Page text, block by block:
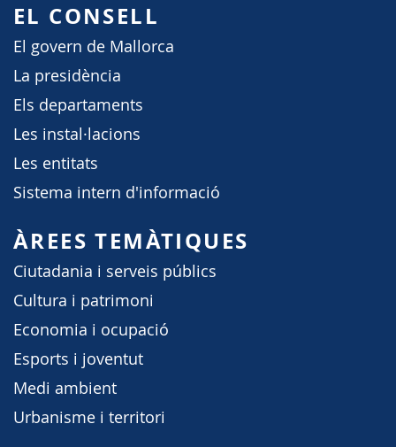
EL CONSELL
El govern de Mallorca
La presidència
Els departaments
Les instal·lacions
Les entitats
Sistema intern d'informació
ÀREES TEMÀTIQUES
Ciutadania i serveis públics
Cultura i patrimoni
Economia i ocupació
Esports i joventut
Medi ambient
Urbanisme i territori